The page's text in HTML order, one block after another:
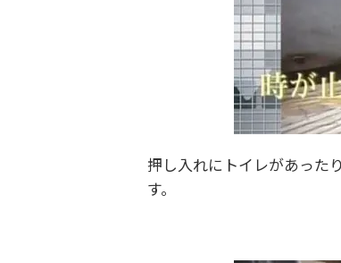
押し入れにトイレがあった
す。